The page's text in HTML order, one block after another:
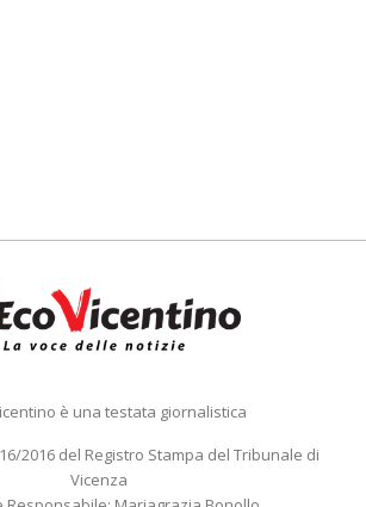
è una testata giornalistica
2016 del Registro Stampa del Tribunale di
Vicenza